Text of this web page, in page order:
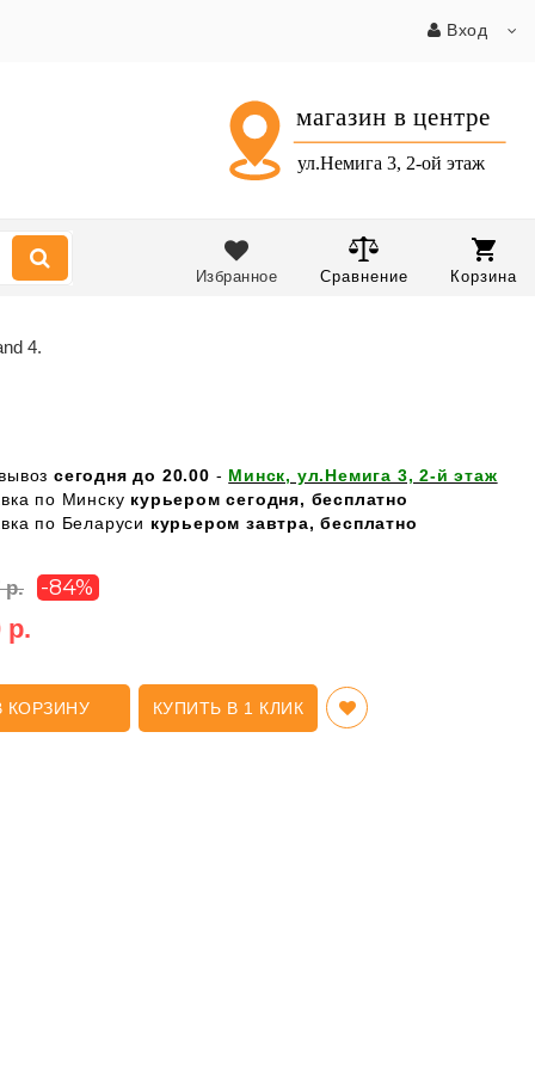
Вход
Корзина
Сравнение
Избранное
4.
сегодня до 20.00 - Минск, ул.Немига 3, 2-й этаж
по Минску курьером сегодня, бесплатно
по Беларуси курьером завтра, бесплатно
р. -84%
р.
КОРЗИНУ КУПИТЬ В 1 КЛИК